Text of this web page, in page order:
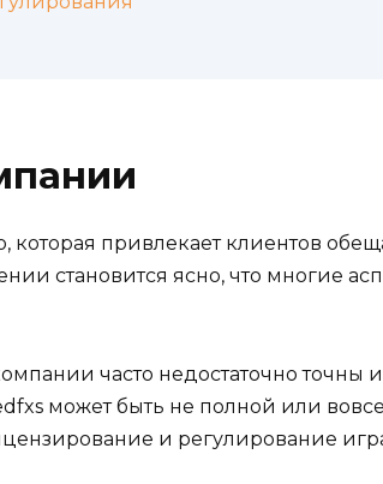
которая привлекает клиентов
становится ясно, что многие
часто недостаточно
может быть не полной или вовсе
и регулирование